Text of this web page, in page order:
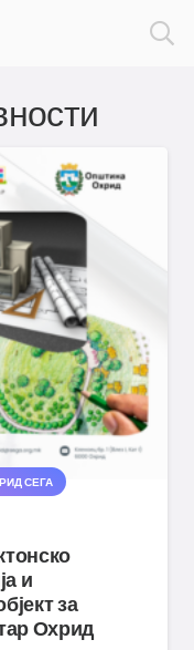
СЕГА
и
за
Охрид